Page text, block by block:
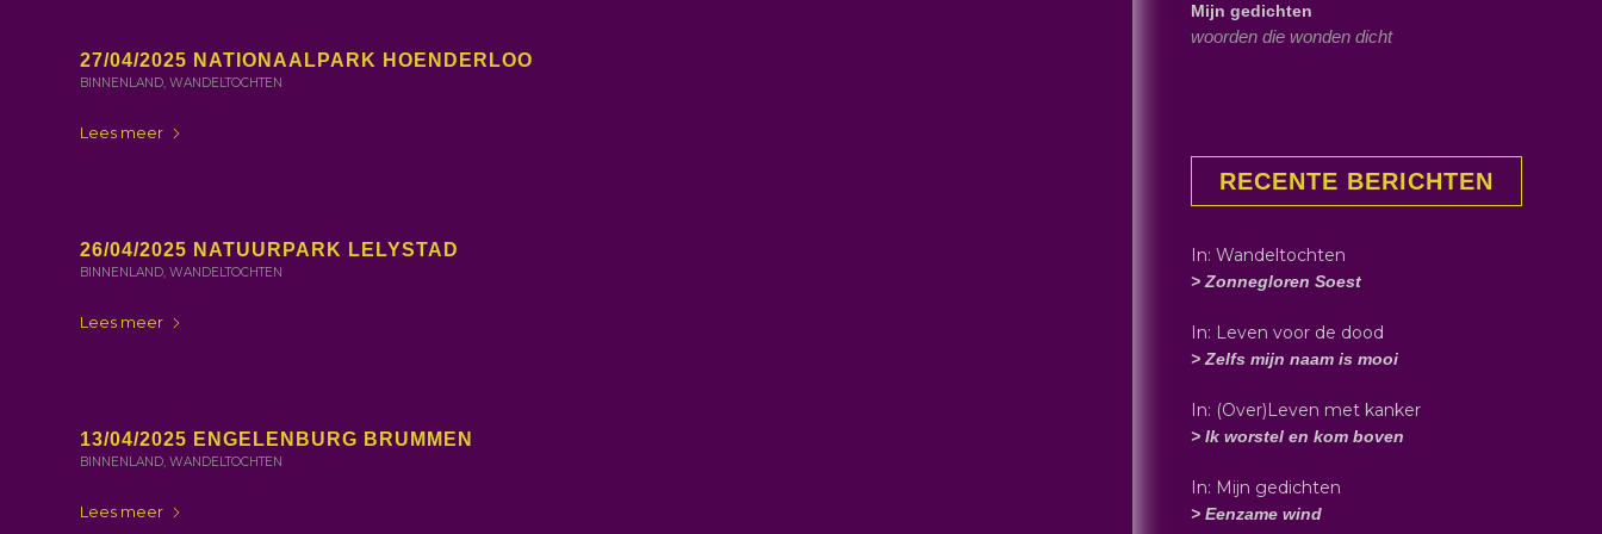
27/04/2025 NATIONAALPARK HOENDERLOO
BINNENLAND, WANDELTOCHTEN
Lees meer
26/04/2025 NATUURPARK LELYSTAD
BINNENLAND, WANDELTOCHTEN
Lees meer
13/04/2025 ENGELENBURG BRUMMEN
BINNENLAND, WANDELTOCHTEN
Lees meer
Mijn gedichten
woorden die wonden dicht
RECENTE BERICHTEN
In: Wandeltochten
> Zonnegloren Soest
In: Leven voor de dood
> Zelfs mijn naam is mooi
In: (Over)Leven met kanker
> Ik worstel en kom boven
In: Mijn gedichten
> Eenzame wind